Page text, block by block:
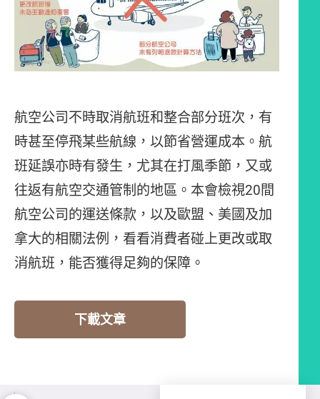
航空公司不時取消航班和整合部分班次，有
時甚至停飛某些航線，以節省營運成本。航
班延誤亦時有發生，尤其在打風季節，又或
往返有航空交通管制的地區。本會檢視20間
航空公司的運送條款，以及歐盟、美國及加
拿大的相關法例，看看消費者碰上更改或取
消航班，能否獲得足夠的保障。
下載文章